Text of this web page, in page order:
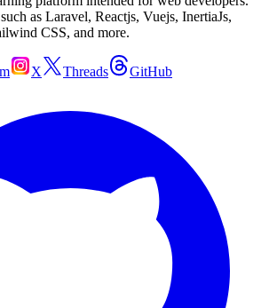
as Laravel, Reactjs, Vuejs, InertiaJs,
CSS, and more.
X Threads GitHub